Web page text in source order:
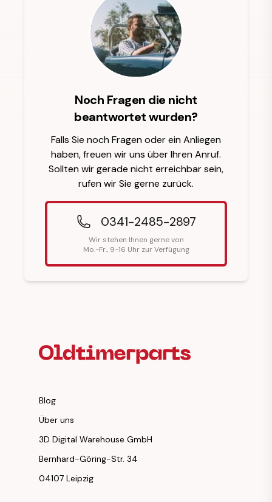
Noch Fragen die nicht
beantwortet wurden?
Falls Sie noch Fragen oder ein Anliegen
haben, freuen wir uns über Ihren Anruf.
Sollten wir gerade nicht erreichbar sein,
rufen wir Sie gerne zurück.
0341-2485-2897
Wir stehen Ihnen gerne von
Mo.-Fr., 9-16 Uhr zur Verfügung
Blog
Über uns
3D Digital Warehouse GmbH
Bernhard-Göring-Str. 34
04107 Leipzig